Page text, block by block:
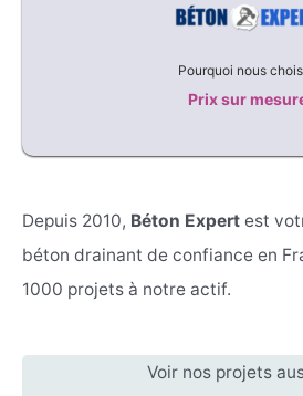
Pourquoi nous
Prix sur
Depuis 2010, Béton Expert est
béton drainant de confiance en
1000 projets à notre actif.
Voir nos projets